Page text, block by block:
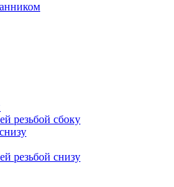
резьбой сбоку
резьбой снизу